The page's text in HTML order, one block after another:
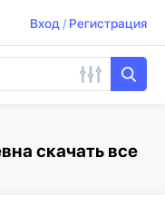
Вход/ Регистрация
скачать все